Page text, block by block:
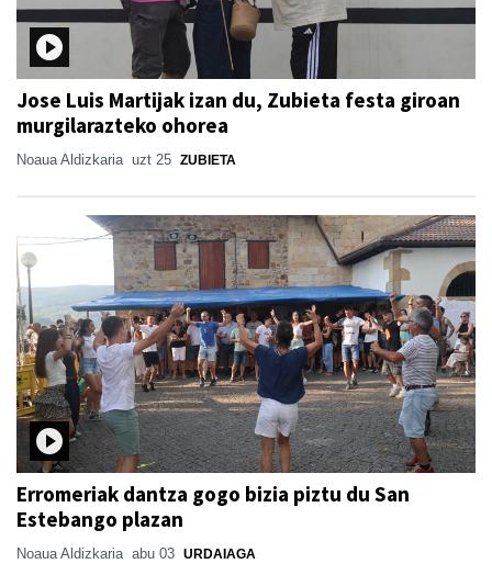
Jose Luis Martijak izan du, Zubieta festa giroan
murgilarazteko ohorea
Noaua Aldizkaria uzt 25 ZUBIETA
Erromeriak dantza gogo bizia piztu du San
Estebango plazan
Noaua Aldizkaria abu 03 URDAIAGA